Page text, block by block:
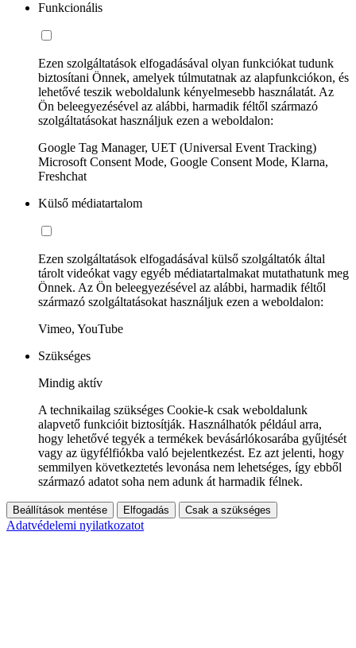
Funkcionális
Ezen szolgáltatások elfogadásával olyan funkciókat tudunk
biztosítani Önnek, amelyek túlmutatnak az alapfunkciókon, és
lehetővé teszik weboldalunk kényelmesebb használatát. Az
Ön beleegyezésével az alábbi, harmadik féltől származó
szolgáltatásokat használjuk ezen a weboldalon:
Google Tag Manager, UET (Universal Event Tracking)
Microsoft Consent Mode, Google Consent Mode, Klarna,
Freshchat
Külső médiatartalom
Ezen szolgáltatások elfogadásával külső szolgáltatók által
tárolt videókat vagy egyéb médiatartalmakat mutathatunk meg
Önnek. Az Ön beleegyezésével az alábbi, harmadik féltől
származó szolgáltatásokat használjuk ezen a weboldalon:
Vimeo, YouTube
Szükséges
Mindig aktív
A technikailag szükséges Cookie-k csak weboldalunk
alapvető funkcióit biztosítják. Használhatók például arra,
hogy lehetővé tegyék a termékek bevásárlókosarába gyűjtését
vagy az ügyfélfiókba való bejelentkezést. Ez azt jelenti, hogy
semmilyen következtetés levonása nem lehetséges, így ebből
származó adatot soha nem adunk át harmadik félnek.
Beállítások mentése Elfogadás Csak a szükséges
Adatvédelemi nyilatkozatot